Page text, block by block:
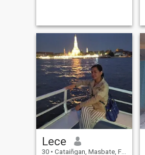
Lece
30 • Cataiñgan, Masbate, Filipinas